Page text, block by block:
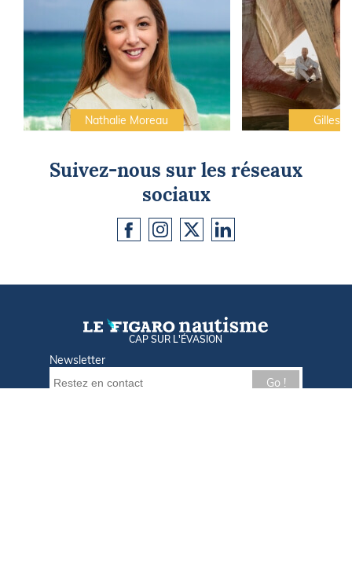
Nathalie Moreau Gilles
Suivez-nous sur les réseaux
sociaux
CAP SUR L'ÉVASION
Newsletter
Go !